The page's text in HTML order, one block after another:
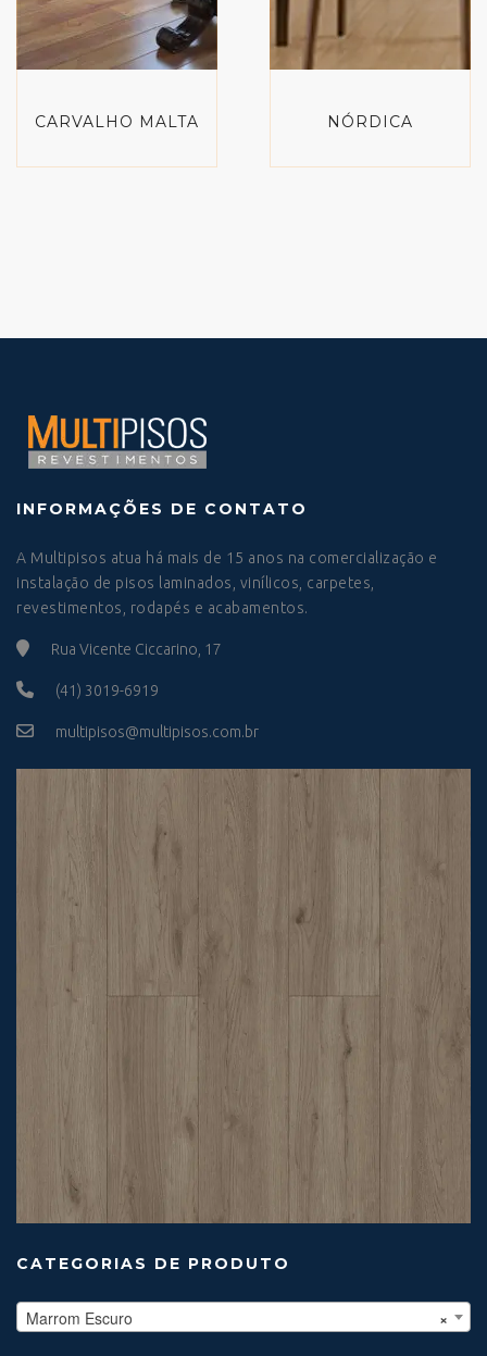
CARVALHO MALTA NÓRDICA
INFORMAÇÕES DE CONTATO
A Multipisos atua há mais de 15 anos na comercialização e
instalação de pisos laminados, vinílicos, carpetes,
revestimentos, rodapés e acabamentos.
Rua Vicente Ciccarino, 17
(41) 3019-6919
multipisos@multipisos.com.br
CATEGORIAS DE PRODUTO
×
Marrom Escuro